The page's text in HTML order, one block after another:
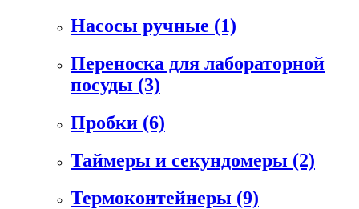
Насосы ручные (1)
Переноска для лабораторной
посуды (3)
Пробки (6)
Таймеры и секундомеры (2)
Термоконтейнеры (9)